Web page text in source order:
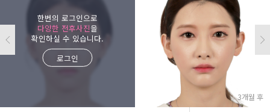
한번의 로그인으로
다양한 전후사진을
확인하실 수 있습니다.
로그인
3개월 후